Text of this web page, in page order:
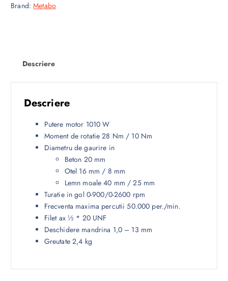
Brand:Metabo
Descriere
Descriere
Putere motor 1010 W
Moment de rotatie 28 Nm / 10 Nm
Diametru de gaurire in
Beton 20 mm
Otel 16 mm / 8 mm
Lemn moale 40 mm / 25 mm
Turatie in gol 0-900/0-2600 rpm
Frecventa maxima percutii 50.000 per./min.
Filet ax ½ * 20 UNF
Deschidere mandrina 1,0 – 13 mm
Greutate 2,4 kg